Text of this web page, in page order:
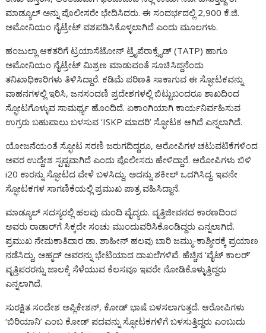
ಮಾಡ್ಯೂಲ್‌ ಅನ್ನು ಪೊಲೀಸರೇ ಭೇದಿಸಿದರು. ಈ ಸಂದರ್ಭದಲ್ಲಿ 2,900 ಕೆ.ಜಿ.
ಅಮೋನಿಯಂ ನೈಟ್ರೇಟ್ ವಶಪಡಿಸಿಕೊಳ್ಳಲಾಗಿದೆ ಎಂದು ಮೂಲಗಳು.
ಹಂಜುಲ್ಲಾ ಆಕತರಿಗೆ ಟ್ರಯಾಸೆಟೋನ್ ಟ್ರೈಪೆರಾಕ್ಸೈಡ್ (TATP) ಹಾಗೂ
ಅಮೋನಿಯಂ ನೈಟ್ರೇಟ್ ಮಿಶ್ರಣ ಮಾಡುವಂತೆ ಸೂಚಿಸಿದ್ದನೆಂದು
ತನಿಖಾಧಿಕಾರಿಗಳು ತಿಳಿಸಿದ್ದಾರೆ. ಕಡಿಮೆ ಪರಿಣತಿ ಸಾಕಾಗುವ ಈ ಸ್ಫೋಟಕವನ್ನು
ವಾಹನಗಳಲ್ಲಿ ಇರಿಸಿ, ಜನಸಂದಣಿ ಪ್ರದೇಶಗಳಲ್ಲಿ ಬಿಟ್ಟುಬಂದರೂ ಶಾಖದಿಂದ
ಸ್ಫೋಟಗೊಳ್ಳುವ ಸಾಮರ್ಥ್ಯ ಹೊಂದಿದೆ. ಏಕಾಂಗಿಯಾಗಿ ಕಾರ್ಯನಿರ್ವಹಿಸುವ
ಉಗ್ರರು ಬಹುಪಾಲು ಬಳಸುವ ‘ISKP ಮಾದರಿ’ ಸ್ಫೋಟಕ ಆಗಿದೆ ಎನ್ನಲಾಗಿದೆ.
ಯೋಜನೆಯಂತೆ ಸ್ಫೋಟ ಸರಣಿ ಜರುಗದಿದ್ದರೂ, ಆರೋಪಿಗಳ ಚಟುವಟಿಕೆಗಳಿಂದ
ಅವರ ಉದ್ದೇಶ ಸ್ಪಷ್ಟವಾಗಿದೆ ಎಂದು ಪೊಲೀಸರು ಹೇಳಿದ್ದಾರೆ. ಆರೋಪಿಗಳು ಬಿಳಿ
i20 ಕಾರನ್ನು ಸ್ಫೋಟದ ವೇಳೆ ಬಳಸಿದ್ದು, ಅದನ್ನು ಶಕೀಲ್ ಒದಗಿಸಿದ್ದ. ಇವನೇ
ಸ್ಫೋಟಕಗಳ ಸಾಗಣಿಕೆಯಲ್ಲಿ ಪ್ರಮುಖ ಪಾತ್ರ ವಹಿಸಿದ್ದಾನೆ.
ಮಾಡ್ಯೂಲ್ ಸದಸ್ಯರಲ್ಲಿ ಹಲವು ಮಂದಿ ವೈದ್ಯರು. ವೃತ್ತಿಜೀವನದ ಕಾರಣದಿಂದ
ಅವರು ರಾಡಾರ್‌ಗೆ ಸಿಕ್ಕದೇ ಸಂಚು ಮುಂದುವರಿಸಿಕೊಂಡಿದ್ದರು ಎನ್ನಲಾಗಿದೆ.
ಪ್ರಮುಖ ನೇಮಕಾತಿದಾರ ಡಾ. ಶಾಹೀನ್ ಹಲವು ಬಾರಿ ಜಮ್ಮು-ಕಾಶ್ಮೀರಕ್ಕೆ ಪ್ರಯಾಣ
ನಡೆಸಿದ್ದು, ಅಹ್ಮದ್ ಅವರನ್ನು ಭೇಟಿಯಾದ ದಾಖಲೆಗಳಿವೆ. ಹೆಚ್ಚಿನ ‘ವೈಟ್‌ ಕಾಲರ್’
ವೃತ್ತಿಪರರನ್ನು ಜಾಲಕ್ಕೆ ಸೆಳೆಯುವ ಕೆಲಸವೂ ಇವರೇ ನೋಡಿಕೊಳ್ಳುತ್ತಿದ್ದರು
ಎನ್ನಲಾಗಿದೆ.
ಸುರಕ್ಷಿತ ಸಂದೇಶ ಅಪ್ಲಿಕೇಶನ್‌, ಕೋಡ್ ಭಾಷೆ ಬಳಸಲಾಗುತ್ತದೆ. ಆರೋಪಿಗಳು
‘ಬಿರಿಯಾನಿ’ ಎಂಬ ಕೋಡ್ ಪದವನ್ನು ಸ್ಫೋಟಕಗಳಿಗೆ ಬಳಸುತ್ತಿದ್ದರು ಎಂಬುದು